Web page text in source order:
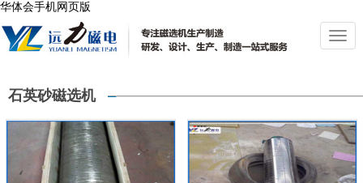
华体会手机网页版
切
换
石英砂磁选机